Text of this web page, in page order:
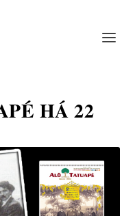
HÁ 22